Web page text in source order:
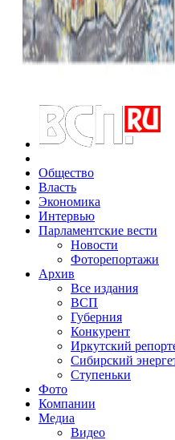
Общество
Власть
Экономика
Интервью
Парламентские вести
Новости
Фоторепортажи
Архив
Все издания
ВСП
Губерния
Конкурент
Иркутский
Сибирский
Ступеньки
Фото
Компании
Медиа
Видео